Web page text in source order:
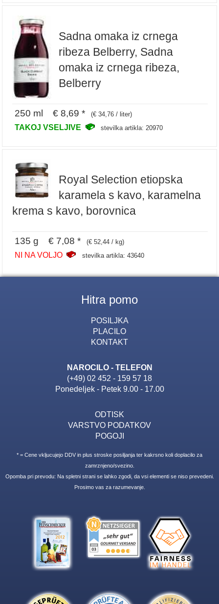
Sadna omaka iz crnega
ribeza Belberry, Sadna
omaka iz crnega ribeza,
Belberry
250 ml € 8,69 * (€ 34,76 / liter)
TAKOJ VSELJIVE stevilka artikla: 20970
Royal Selection etiopska
karamela s kavo, karamelna
krema s kavo, borovnica
135 g € 7,08 * (€ 52,44 / kg)
NI NA VOLJO stevilka artikla: 43640
Hitra pomo
POSILJKA
PLACILO
KONTAKT
NAROCILO - TELEFON
(+49) 02 452 - 159 57 18
Ponedeljek - Petek 9.00 - 17.00
ODTISK
VARSTVO PODATKOV
POGOJI
* = Cene vkljucujejo DDV in plus stroske posiljanja ter kakrsno koli doplacilo za
zamrznjeno/svezino.
Opomba pri prevodu: Na spletni strani se lahko zgodi, da vsi elementi se niso prevedeni.
Prosimo vas za razumevanje.